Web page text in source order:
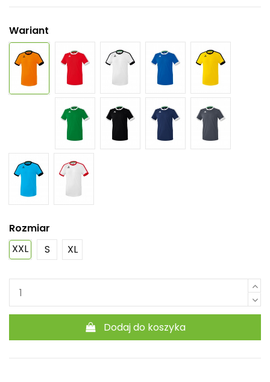
Wariant
Rozmiar
XXL
S XL
Dodaj do koszyka